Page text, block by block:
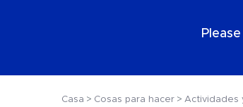
Casa Cosas para hacer Actividades